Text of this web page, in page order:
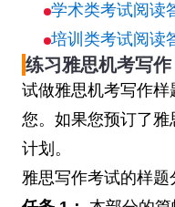
学术类考试阅读
培训类考试阅读
练习雅思机考写作
试做雅思机考写作
您。如果您预订了雅
计划。
雅思写作考试的样题